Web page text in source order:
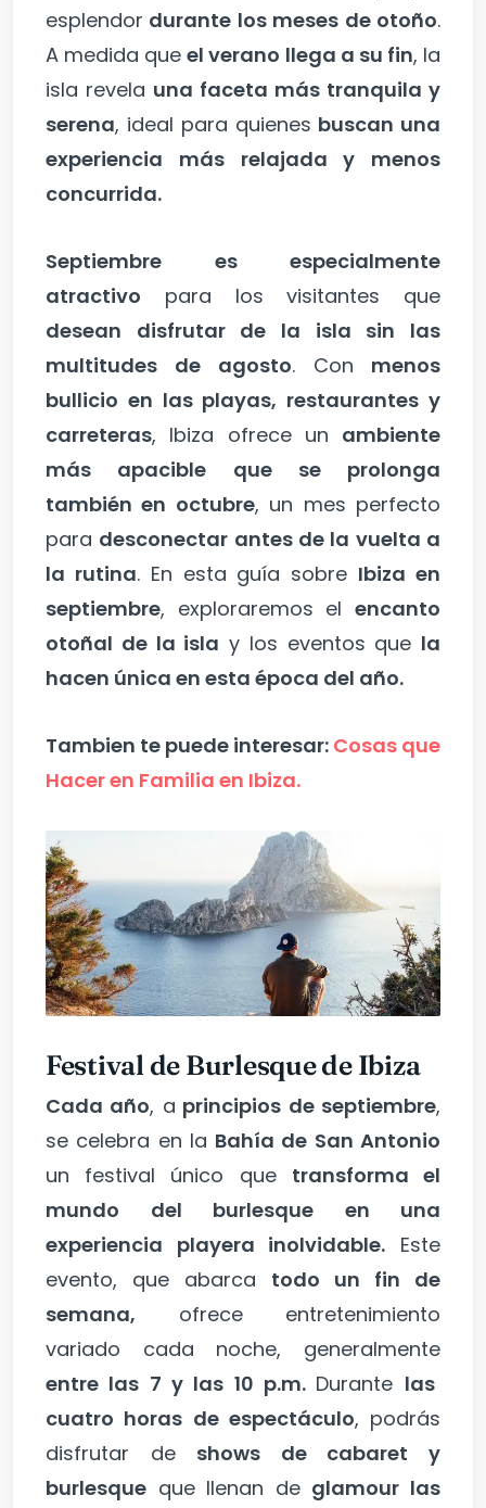
esplendor durante los meses de otoño.
A medida queel verano llega a su fin, la
isla revela una faceta más tranquila y
serena, ideal para quienes buscan una
experiencia más relajada y menos
concurrida.
Septiembre es especialmente
atractivo para los visitantes que
desean disfrutar de la isla sin las
multitudes de agosto. Con menos
bullicio en las playas, restaurantes y
carreteras, Ibiza ofrece un ambiente
más apacible que se prolonga
también en octubre, un mes perfecto
para desconectar antes de la vuelta a
la rutina. En esta guía sobre Ibiza en
septiembre, exploraremos el encanto
otoñal de la isla y los eventos que la
hacen única en esta época del año.
Tambien te puede interesar: Cosas que
Hacer en Familia en Ibiza.
Festival de Burlesque de Ibiza
Cada año, a principios de septiembre,
se celebra en la Bahía de San Antonio
un festival único que transforma el
mundo del burlesque en una
experiencia playera inolvidable. Este
evento, que abarca todo un fin de
semana, ofrece entretenimiento
variado cada noche, generalmente
entre las 7 y las 10 p.m. Durante las
cuatro horas de espectáculo, podrás
disfrutar de shows de cabaret y
burlesque que llenan de glamour las